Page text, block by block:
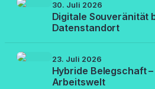
30. Juli 2026
Digitale Souveränität
Datenstandort
23. Juli 2026
Hybride Belegschaft
Arbeitswelt